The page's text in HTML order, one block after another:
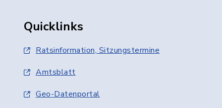
Quicklinks
Ratsinformation, Sitzungstermine
Amtsblatt
Geo-Datenportal